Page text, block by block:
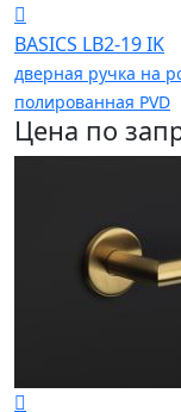
BASICS LB2-19 IK
дверная ручка на
полированная PVD
Цена по